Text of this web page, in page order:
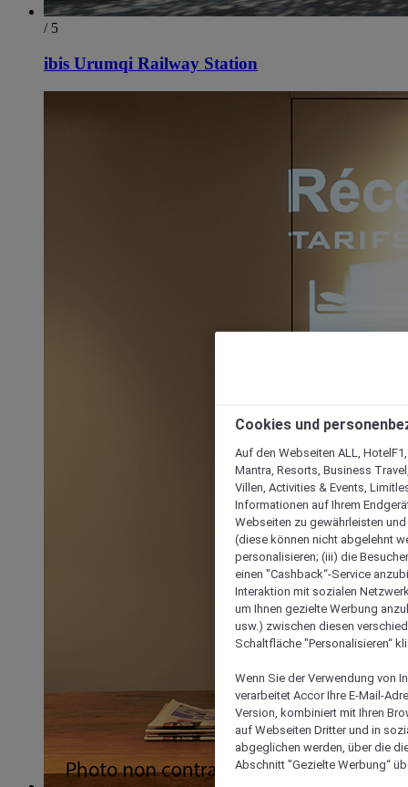
/ 5
ibis Urumqi Railway Station
Cookies und
Auf den Webseiten ALL,
Mantra, Resorts, Business
Villen, Activities & Events,
Informationen auf Ihrem
Webseiten zu gewährleisten
(diese können nicht abgelehnt
personalisieren; (iii) die
einen "Cashback“-Service
Interaktion mit sozialen
um Ihnen gezielte Werbung
usw.) zwischen diesen
Schaltfläche "Personalisieren“
Wenn Sie der Verwendung von
verarbeitet Accor Ihre E-Mail-
Version, kombiniert mit Ihren
auf Webseiten Dritter und in
abgeglichen werden, über die
Abschnitt "Gezielte Werbung“